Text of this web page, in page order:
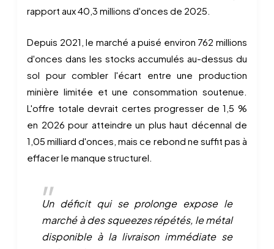
rapport aux 40,3 millions d'onces de 2025.
Depuis 2021, le marché a puisé environ 762 millions
d'onces dans les stocks accumulés au-dessus du
sol pour combler l'écart entre une production
minière limitée et une consommation soutenue.
L'offre totale devrait certes progresser de 1,5 %
en 2026 pour atteindre un plus haut décennal de
1,05 milliard d'onces, mais ce rebond ne suffit pas à
effacer le manque structurel.
Un déficit qui se prolonge expose le
marché à des squeezes répétés, le métal
disponible à la livraison immédiate se